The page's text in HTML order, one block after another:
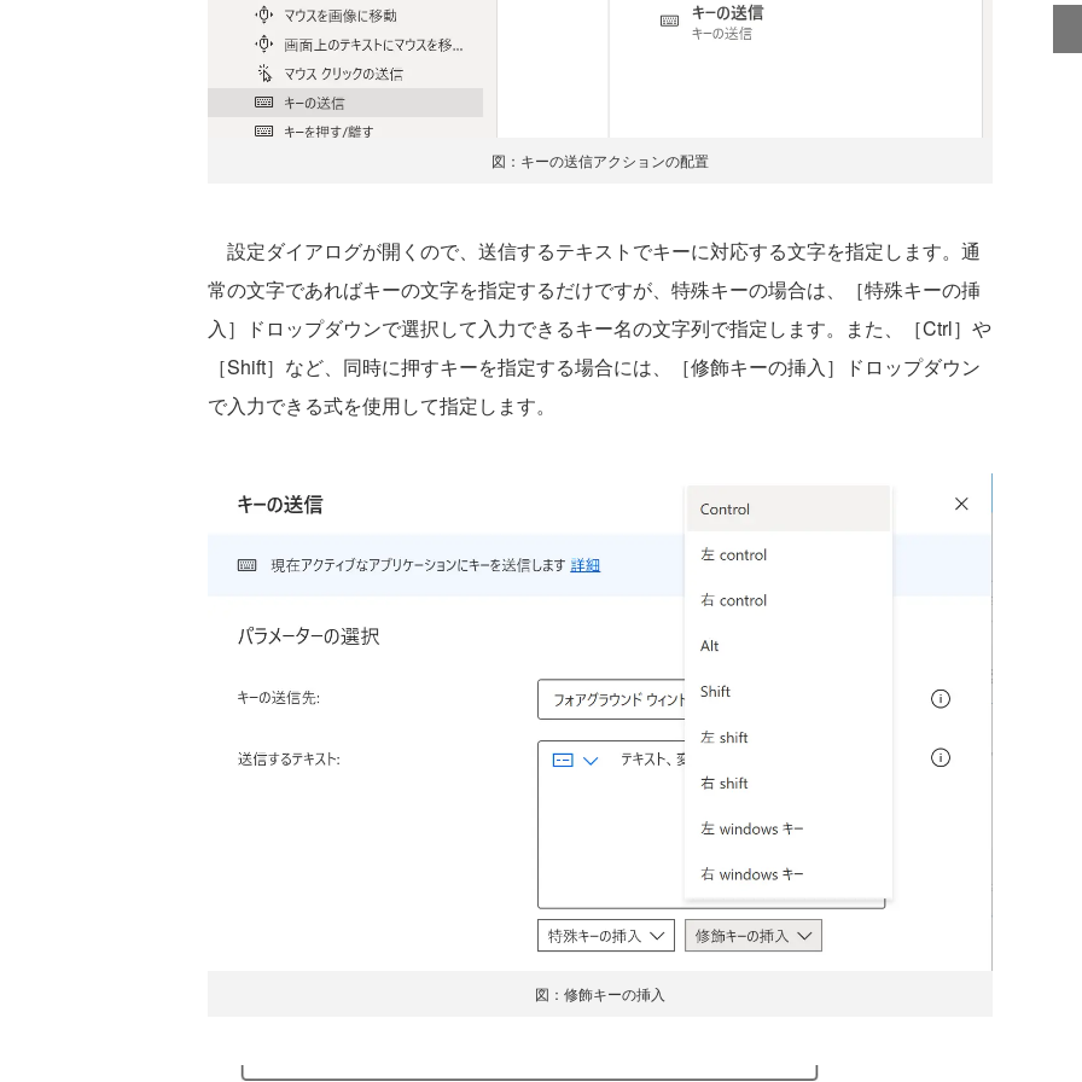
図：キーの送信アクションの配置
設定ダイアログが開くので、送信するテキストでキーに対応する文字を指定します。通
常の文字であればキーの文字を指定するだけですが、特殊キーの場合は、［特殊キーの挿
入］ドロップダウンで選択して入力できるキー名の文字列で指定します。また、［Ctrl］や
［Shift］など、同時に押すキーを指定する場合には、［修飾キーの挿入］ドロップダウン
で入力できる式を使用して指定します。
図：修飾キーの挿入